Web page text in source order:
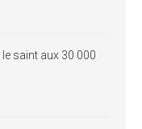
saint aux 30 000